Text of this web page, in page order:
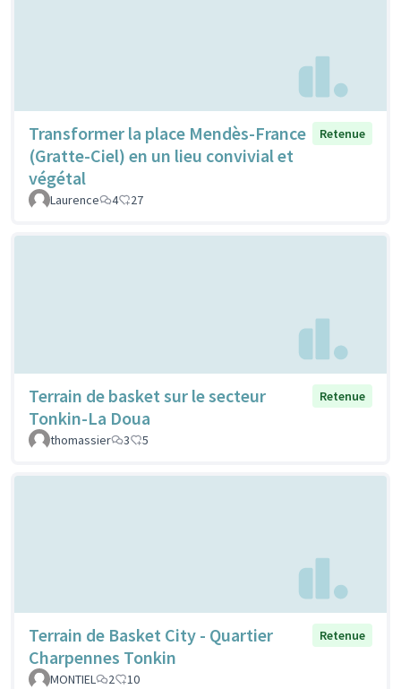
Transformer la place Mendès-France
(Gratte-Ciel) en un lieu convivial et
végétal
Retenue
Laurence 4 27
Terrain de basket sur le secteur
Tonkin-La Doua
Retenue
thomassier 3 5
Terrain de Basket City - Quartier
Charpennes Tonkin
Retenue
MONTIEL 2 10